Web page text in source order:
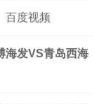
百度视频
海发VS青岛西海